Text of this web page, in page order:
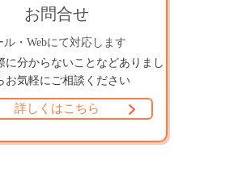
お問合せ
ル・Webにて対応します
に分からないことなどありまし
お気軽にご相談ください
詳しくはこちら